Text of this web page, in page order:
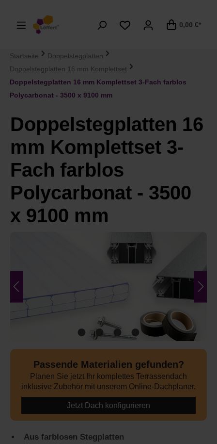
0,00 €*
Startseite
Doppelstegplatten
Doppelstegplatten 16 mm Komplettset
Doppelstegplatten 16 mm Komplettset 3-Fach farblos
Polycarbonat - 3500 x 9100 mm
Doppelstegplatten 16
mm Komplettset 3-
Fach farblos
Polycarbonat - 3500
x 9100 mm
Passende Materialien gefunden?
Planen Sie jetzt Ihr komplettes Terrassendach
inklusive Zubehör mit unserem Online-Dachplaner.
Jetzt Dach konfigurieren
Aus farblosen Stegplatten